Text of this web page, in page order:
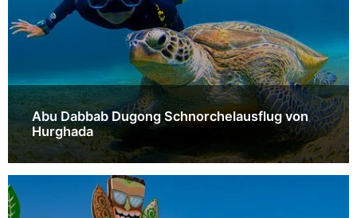
Abu Dabbab Dugong Schnorchelausflug von
Hurghada